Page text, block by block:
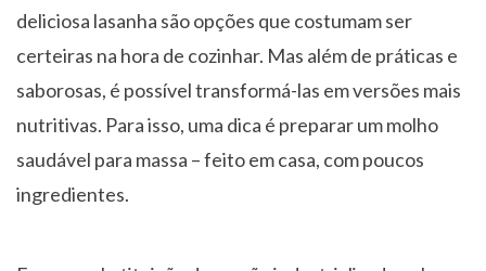
deliciosa lasanha são opções que costumam ser
certeiras na hora de cozinhar. Mas além de práticas e
saborosas, é possível transformá-las em versões mais
nutritivas. Para isso, uma dica é preparar um molho
saudável para massa – feito em casa, com poucos
ingredientes.